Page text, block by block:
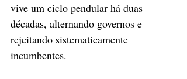
vive um ciclo pendular há duas
décadas, alternando governos e
rejeitando sistematicamente
incumbentes.